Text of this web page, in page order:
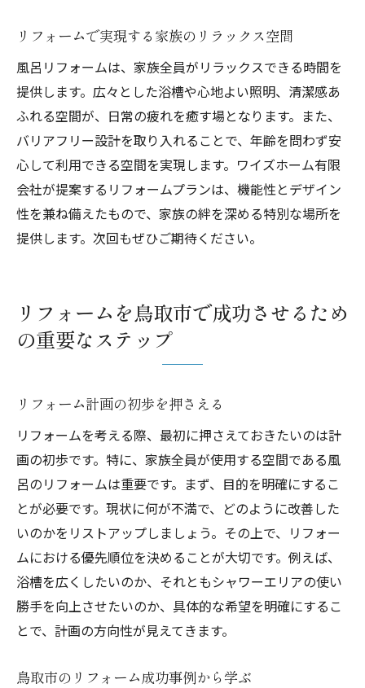
リフォームで実現する家族のリラックス空間
風呂リフォームは、家族全員がリラックスできる時間を
提供します。広々とした浴槽や心地よい照明、清潔感あ
ふれる空間が、日常の疲れを癒す場となります。また、
バリアフリー設計を取り入れることで、年齢を問わず安
心して利用できる空間を実現します。ワイズホーム有限
会社が提案するリフォームプランは、機能性とデザイン
性を兼ね備えたもので、家族の絆を深める特別な場所を
提供します。次回もぜひご期待ください。
リフォームを鳥取市で成功させるため
の重要なステップ
リフォーム計画の初歩を押さえる
リフォームを考える際、最初に押さえておきたいのは計
画の初歩です。特に、家族全員が使用する空間である風
呂のリフォームは重要です。まず、目的を明確にするこ
とが必要です。現状に何が不満で、どのように改善した
いのかをリストアップしましょう。その上で、リフォー
ムにおける優先順位を決めることが大切です。例えば、
浴槽を広くしたいのか、それともシャワーエリアの使い
勝手を向上させたいのか、具体的な希望を明確にするこ
とで、計画の方向性が見えてきます。
鳥取市のリフォーム成功事例から学ぶ